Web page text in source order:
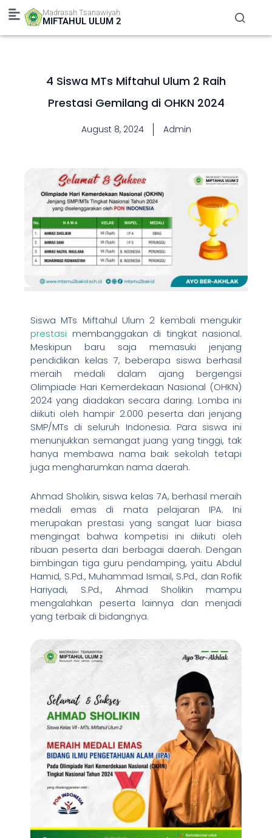
Skip
content
Madrasah Tsanawiyah
MIFTAHUL ULUM 2
4 Siswa MTs Miftahul Ulum 2 Raih
Prestasi Gemilang di OHKN 2024
August 8, 2024 Admin
Siswa MTs Miftahul Ulum 2 kembali mengukir
prestasi membanggakan di tingkat nasional.
Meskipun baru saja memasuki jenjang
pendidikan kelas 7, beberapa siswa berhasil
meraih medali dalam ajang bergengsi
Olimpiade Hari Kemerdekaan Nasional (OHKN)
2024 yang diadakan secara daring. Lomba ini
diikuti oleh hampir 2.000 peserta dari jenjang
SMP/MTs di seluruh Indonesia. Para siswa ini
menunjukkan semangat juang yang tinggi, tak
hanya membawa nama baik sekolah tetapi
juga mengharumkan nama daerah.
Ahmad Sholikin, siswa kelas 7A, berhasil meraih
medali emas di mata pelajaran IPA. Ini
merupakan prestasi yang sangat luar biasa
mengingat bahwa kompetisi ini diikuti oleh
ribuan peserta dari berbagai daerah. Dengan
bimbingan tiga guru pendamping, yaitu Abdul
Hamid, S.Pd., Muhammad Ismail, S.Pd., dan Rofik
Hariyadi, S.Pd., Ahmad Sholikin mampu
mengalahkan peserta lainnya dan menjadi
yang terbaik di bidangnya.